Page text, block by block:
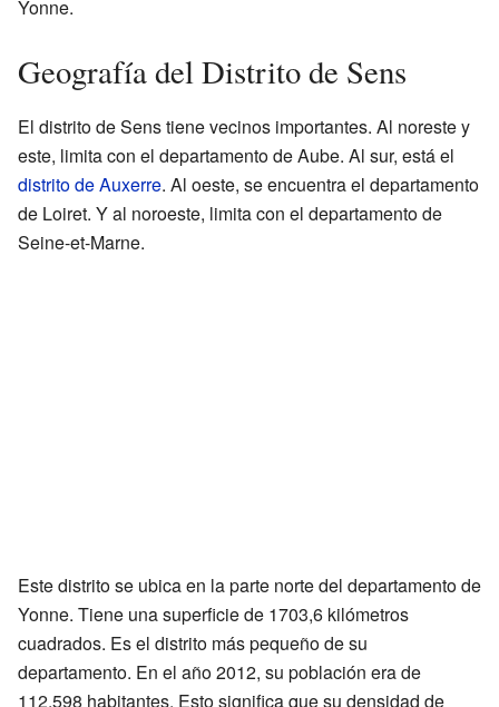
Yonne.
Geografía del Distrito de Sens
El distrito de Sens tiene vecinos importantes. Al noreste y
este, limita con el departamento de Aube. Al sur, está el
distrito de Auxerre. Al oeste, se encuentra el departamento
de Loiret. Y al noroeste, limita con el departamento de
Seine-et-Marne.
Este distrito se ubica en la parte norte del departamento de
Yonne. Tiene una superficie de 1703,6 kilómetros
cuadrados. Es el distrito más pequeño de su
departamento. En el año 2012, su población era de
112.598 habitantes. Esto significa que su densidad de